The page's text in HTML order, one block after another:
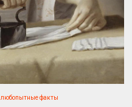
любопытные факты